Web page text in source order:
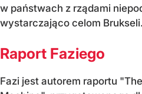
w państwach z rządami
wystarczająco celom Brukseli.
Raport Faziego
Fazi jest autorem raportu